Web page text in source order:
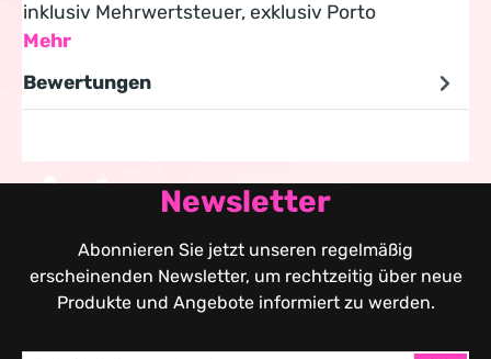
inklusiv Mehrwertsteuer, exklusiv Porto
Mehr
Bewertungen
Newsletter
Abonnieren Sie jetzt unseren regelmäßig
erscheinenden Newsletter, um rechtzeitig über neue
Produkte und Angebote informiert zu werden.